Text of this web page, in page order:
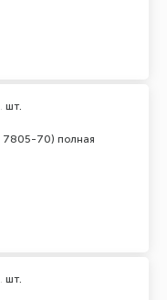
70) полная
шт.
шт.